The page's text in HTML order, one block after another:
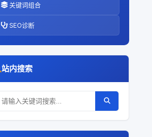
关键词组合
SEO诊断
站内搜索